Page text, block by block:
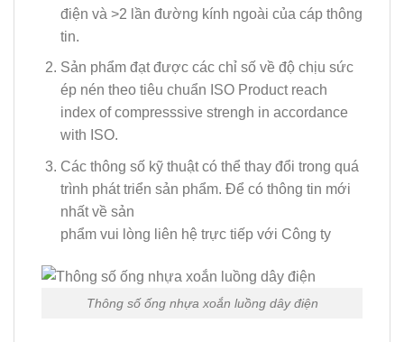
điện và >2 lần đường kính ngoài của cáp thông
tin.
Sản phẩm đạt được các chỉ số về độ chịu sức
ép nén theo tiêu chuẩn ISO Product reach
index of compresssive strengh in accordance
with ISO.
Các thông số kỹ thuật có thể thay đổi trong quá
trình phát triển sản phẩm. Để có thông tin mới
nhất về sản
phẩm vui lòng liên hệ trực tiếp với Công ty
Thông số ống nhựa xoắn luồng dây điện